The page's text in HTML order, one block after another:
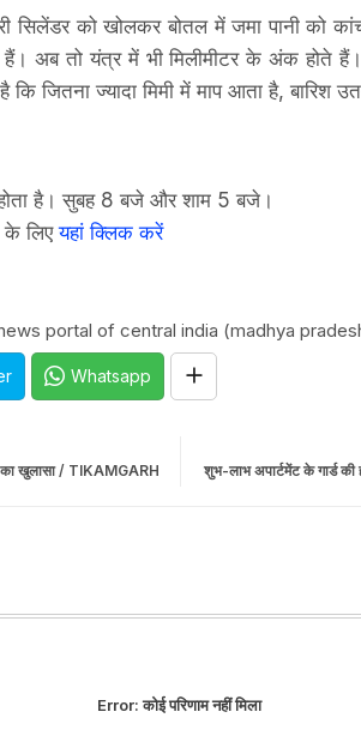
सिलेंडर को खोलकर बोतल में जमा पानी को
अब तो यंत्र में भी मिलीमीटर के अंक होते
जितना ज्‍यादा मिमी में माप आता है, बारिश
होता है। सुबह 8 बजे और शाम 5 बजे।
के लिएयहां क्लिक करें
portal of central india (madhya
Whatsapp
शुभ-लाभ अपार्टमेंट के गार्ड
का खुलासा / TIKAMGARH
Error:कोई परिणाम नहीं मिला